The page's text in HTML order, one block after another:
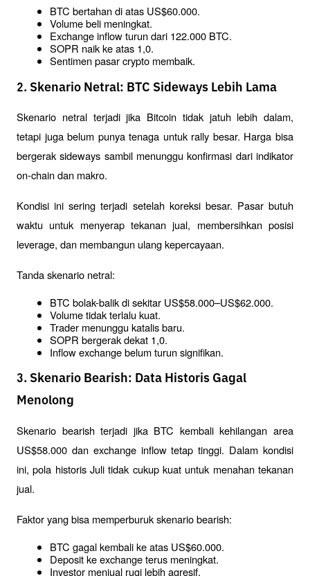
BTC bertahan di atas US$60.000.
Volume beli meningkat.
Exchange inflow turun dari 122.000 BTC.
SOPR naik ke atas 1,0.
Sentimen pasar crypto membaik.
2. Skenario Netral: BTC Sideways Lebih Lama
Skenario netral terjadi jika Bitcoin tidak jatuh lebih dalam,
tetapi juga belum punya tenaga untuk rally besar. Harga bisa
bergerak sideways sambil menunggu konfirmasi dari indikator
on-chain dan makro.
Kondisi ini sering terjadi setelah koreksi besar. Pasar butuh
waktu untuk menyerap tekanan jual, membersihkan posisi
leverage, dan membangun ulang kepercayaan.
Tanda skenario netral:
BTC bolak-balik di sekitar US$58.000–US$62.000.
Volume tidak terlalu kuat.
Trader menunggu katalis baru.
SOPR bergerak dekat 1,0.
Inflow exchange belum turun signifikan.
3. Skenario Bearish: Data Historis Gagal
Menolong
Skenario bearish terjadi jika BTC kembali kehilangan area
US$58.000 dan exchange inflow tetap tinggi. Dalam kondisi
ini, pola historis Juli tidak cukup kuat untuk menahan tekanan
jual.
Faktor yang bisa memperburuk skenario bearish:
BTC gagal kembali ke atas US$60.000.
Deposit ke exchange terus meningkat.
Investor menjual rugi lebih agresif.